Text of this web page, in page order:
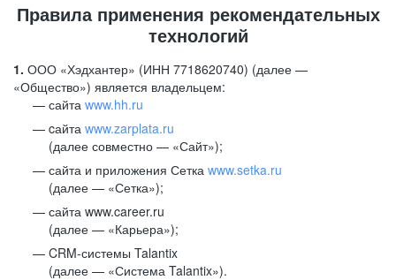
Правила применения рекомендательных
технологий
1. ООО «Хэдхантер» (ИНН 7718620740) (далее —
«Общество») является владельцем:
сайта www.hh.ru
cайта www.zarplata.ru
(далее совместно — «Сайт»);
сайта и приложения Сетка www.setka.ru
(далее — «Сетка»);
сайта www.career.ru
(далее — «Карьера»);
CRM-системы Talantix
(далее — «Система Talantix»).